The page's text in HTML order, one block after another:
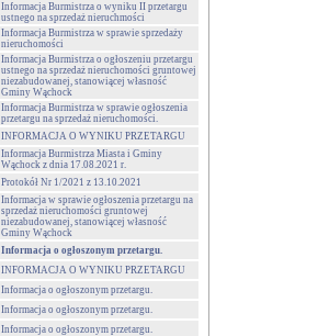
Informacja Burmistrza o wyniku II przetargu
ustnego na sprzedaż nieruchmości
Informacja Burmistrza w sprawie sprzedaży
nieruchomości
Informacja Burmistrza o ogłoszeniu przetargu
ustnego na sprzedaż nieruchomości gruntowej
niezabudowanej, stanowiącej własność
Gminy Wąchock
Informacja Burmistrza w sprawie ogłoszenia
przetargu na sprzedaż nieruchomości.
INFORMACJA O WYNIKU PRZETARGU
Informacja Burmistrza Miasta i Gminy
Wąchock z dnia 17.08.2021 r.
Protokół Nr 1/2021 z 13.10.2021
Informacja w sprawie ogłoszenia przetargu na
sprzedaż nieruchomości gruntowej
niezabudowanej, stanowiącej własność
Gminy Wąchock
Informacja o ogłoszonym przetargu.
INFORMACJA O WYNIKU PRZETARGU
Informacja o ogłoszonym przetargu.
Informacja o ogłoszonym przetargu.
Informacja o ogłoszonym przetargu.